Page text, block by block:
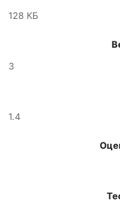
128 КБ
3
1.4